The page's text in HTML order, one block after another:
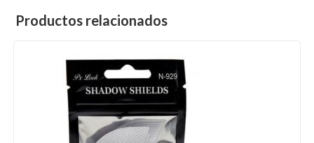
Productos relacionados